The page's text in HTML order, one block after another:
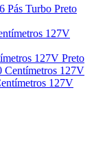
Pás Turbo Preto
127V Preto
127V